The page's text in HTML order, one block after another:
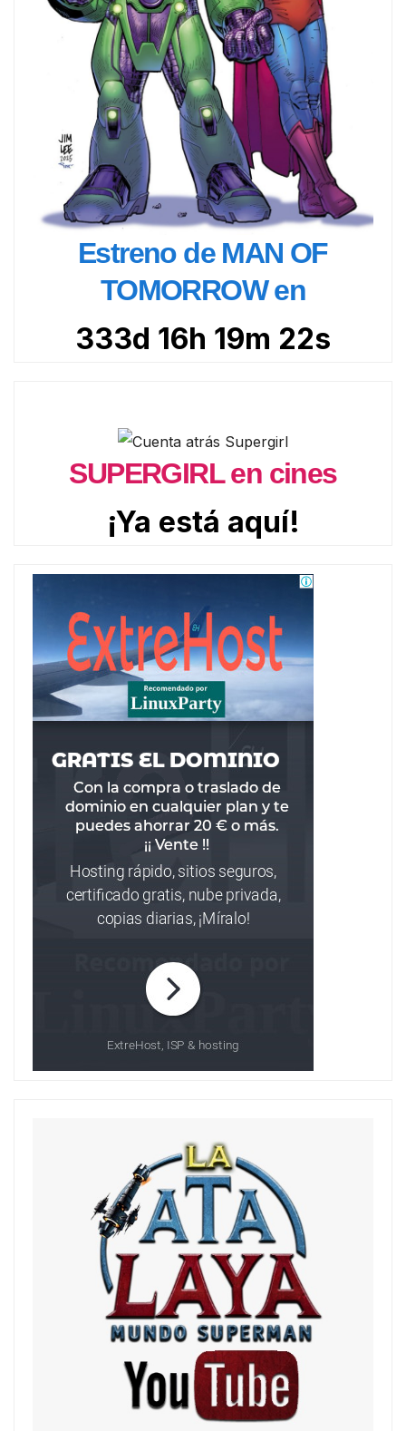
Estreno de MAN OF
TOMORROW en
333d 16h 19m 21s
SUPERGIRL en cines
¡Ya está aquí!